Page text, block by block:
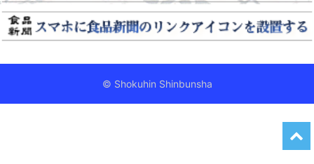
© Shokuhin Shinbunsha